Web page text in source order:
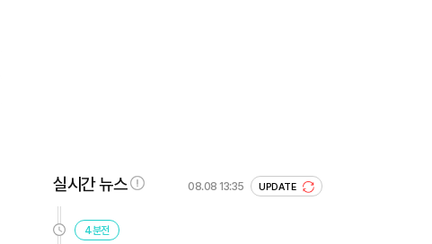
실시간 뉴스 08.08 13:35 UPDATE
4분전